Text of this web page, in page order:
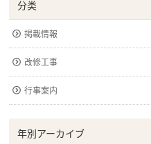
分类
掲載情報
改修工事
行事案内
年別アーカイブ